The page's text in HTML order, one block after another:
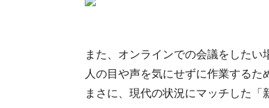
また、オンラインでの会議をしたい
人の目や声を気にせずに作業するた
まさに、現代の状況にマッチした「